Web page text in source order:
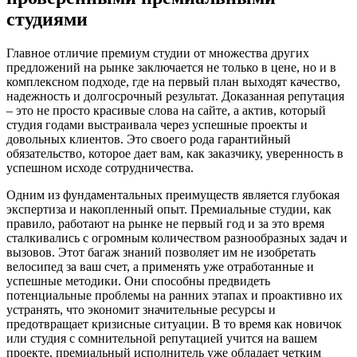
студиями
Главное отличие премиум студии от множества других
предложений на рынке заключается не только в цене, но и в
комплексном подходе, где на первый план выходят качество,
надежность и долгосрочный результат. Доказанная репутация
– это не просто красивые слова на сайте, а актив, который
студия годами выстраивала через успешные проекты и
довольных клиентов. Это своего рода гарантийный
обязательство, которое дает вам, как заказчику, уверенность в
успешном исходе сотрудничества.
Одним из фундаментальных преимуществ является глубокая
экспертиза и накопленный опыт. Премиальные студии, как
правило, работают на рынке не первый год и за это время
сталкивались с огромным количеством разнообразных задач и
вызовов. Этот багаж знаний позволяет им не изобретать
велосипед за ваш счет, а применять уже отработанные и
успешные методики. Они способны предвидеть
потенциальные проблемы на ранних этапах и проактивно их
устранять, что экономит значительные ресурсы и
предотвращает кризисные ситуации. В то время как новичок
или студия с сомнительной репутацией учится на вашем
проекте, премиальный исполнитель уже обладает четким